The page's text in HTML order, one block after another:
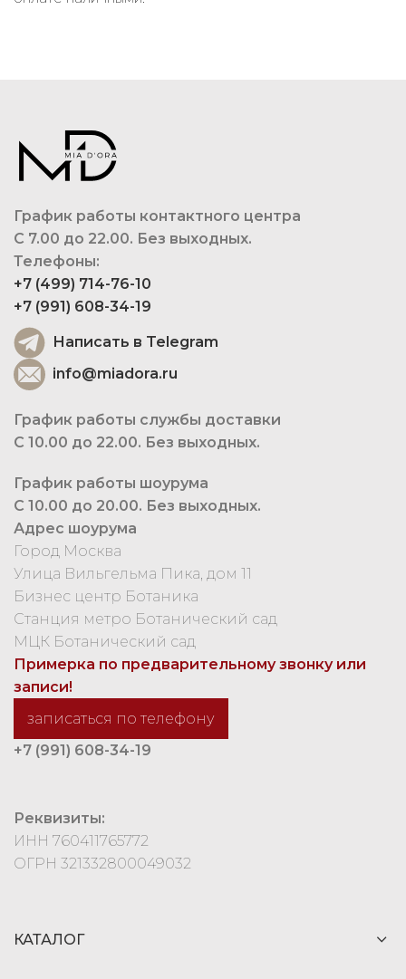
График работы контактного центра
С 7.00 до 22.00. Без выходных.
Телефоны:
+7 (499) 714-76-10
+7 (991) 608-34-19
Написать в Telegram
info@miadora.ru
График работы службы доставки
С 10.00 до 22.00. Без выходных.
График работы шоурума
С 10.00 до 20.00. Без выходных.
Адрес шоурума
Город Москва
Улица Вильгельма Пика, дом 11
Бизнес центр Ботаника
Станция метро Ботанический сад
МЦК Ботанический сад
Примерка по предварительному звонку или
записи!
записаться по телефону
+7 (991) 608-34-19
Реквизиты:
ИНН 760411765772
ОГРН 321332800049032
КАТАЛОГ